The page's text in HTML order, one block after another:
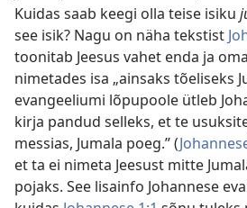
Kuidas saab keegi olla teise isiku
see isik? Nagu on näha tekstist
toonitab Jeesus vahet enda ja
nimetades isa „ainsaks tõeliseks
evangeeliumi lõpupoole ütleb
kirja pandud selleks, et te
messias, Jumala poeg.” (
et ta ei nimeta Jeesust mitte
pojaks. See lisainfo Johannese